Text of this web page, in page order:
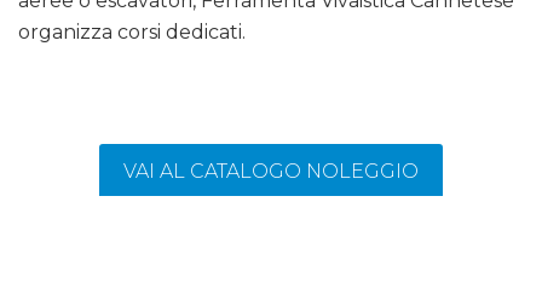
organizza corsi dedicati.
VAI AL CATALOGO NOLEGGIO